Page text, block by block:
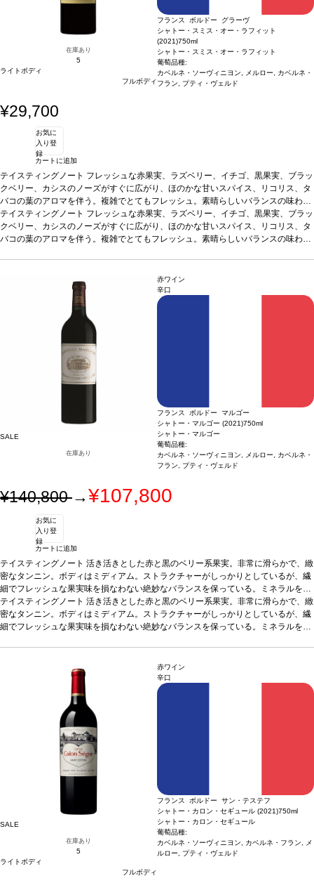
在庫あり
5
ライトボディ
フルボディ
フランス ボルドー グラーヴ
シャトー・スミス・オー・ラフィット
(2021)750ml
シャトー・スミス・オー・ラフィット
葡萄品種:
カベルネ・ソーヴィニヨン, メルロー, カベルネ・
フラン, プティ・ヴェルド
¥29,700
お気に
入り登
録
カートに追加
テイスティングノート フレッシュな赤果実、ラズベリー、イチゴ、黒果実、ブラッ
クベリー、カシスのノーズがすぐに広がり、ほのかな甘いスパイス、リコリス、タ
バコの葉のアロマを伴う。複雑でとてもフレッシュ。素晴らしいバランスの味わい
は、フレッシュで活き活きとしている。凝縮していて、柔らかいテクスチャーを持
ち、調和が取れている。鮮やかでエネルギーに満ち溢れ、見事な余韻を持つ。複雑
な風味は新鮮な果実、スパイス、シガーボックスに、テロワールを表す微かにスモ
テイスティングノート フレッシュな赤果実、ラズベリー、イチゴ、黒果実、ブラッ
クベリー、カシスのノーズがすぐに広がり、ほのかな甘いスパイス、リコリス、タ
バコの葉のアロマを伴う。複雑でとてもフレッシュ。素晴らしいバランスの味わい
な風味は新鮮な果実、スパイス、シガーボックスに、テロワールを表す微かにスモ
ーキーなミネラルも感じる。調和と滑らかさが組み合わさる、複雑で偉大なワイ
63% カベルネ・ソーヴィニヨン、33% メルロー、3% カベルネ・フ
ラン、1% プティ・ヴェルド
SALE
在庫あり
赤ワイン
辛口
フランス ボルドー マルゴー
シャトー・マルゴー (2021)750ml
シャトー・マルゴー
葡萄品種:
カベルネ・ソーヴィニヨン, メルロー, カベルネ・
フラン, プティ・ヴェルド
¥140,800→¥107,800
お気に
入り登
録
カートに追加
テイスティングノート 活き活きとした赤と黒のベリー系果実。非常に滑らかで、緻
密なタンニン。ボディはミディアム。ストラクチャーがしっかりとしているが、繊
細でフレッシュな果実味を損なわない絶妙なバランスを保っている。ミネラルを伴
う精密な味わいが、長く余韻まで続く。葡萄品種87% カベルネ・ソーヴィニヨ
ン、8% メルロー、3% カベルネ・フラン、2% プティ・ヴェルド
テイスティングノート 活き活きとした赤と黒のベリー系果実。非常に滑らかで、緻
密なタンニン。ボディはミディアム。ストラクチャーがしっかりとしているが、繊
細でフレッシュな果実味を損なわない絶妙なバランスを保っている。ミネラルを伴
SALE
在庫あり
5
ライトボディ
フルボディ
赤ワイン
辛口
フランス ボルドー サン・テステフ
シャトー・カロン・セギュール (2021)750ml
シャトー・カロン・セギュール
葡萄品種:
カベルネ・ソーヴィニヨン, カベルネ・フラン, メ
ルロー, プティ・ヴェルド